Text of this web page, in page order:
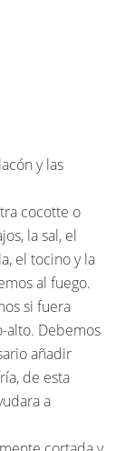
y las
cocotte o
la sal, el
el tocino y la
al fuego.
si fuera
alto. Debemos
añadir
de esta
a